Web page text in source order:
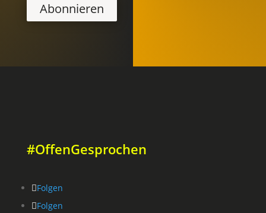
Abonnieren
#OffenGesprochen
Folgen
Folgen